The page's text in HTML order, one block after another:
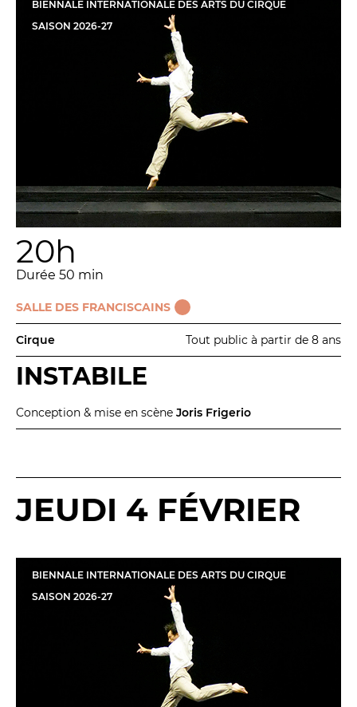
La Troupe et les élèves de l'ERACM
LA SAISON
TOUTE LA SAISON
Les Spectacles
Le Calendrier
Productions & coproductions
Les Tournées
LES RENDEZ-VOUS
Conversation intime
Les Procès du samedi
Les Jeudis littéraires
Le Comité de lecture
Les Contes d’apéro
Festival de Tragédies
LE PUBLIC
BIENNALE INTERNATIONALE DES ARTS DU CIRQUE
SAISON 2026-27
20h
Durée 50 min
SALLE DES FRANCISCAINS
Cirque Tout public à partir de 8 ans
INSTABILE
Conception & mise en scène Joris Frigerio
JEUDI 4 FÉVRIER
BIENNALE INTERNATIONALE DES ARTS DU CIRQUE
SAISON 2026-27